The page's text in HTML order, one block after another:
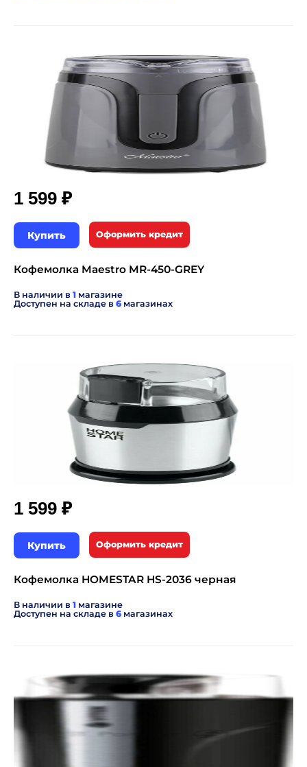
1 599 ₽
Купить Оформить кредит
Кофемолка Maestro MR-450-GREY
В наличии в 1 магазине
Доступен на складе в 6 магазинах
1 599 ₽
Купить Оформить кредит
Кофемолка HOMESTAR HS-2036 черная
В наличии в 1 магазине
Доступен на складе в 6 магазинах